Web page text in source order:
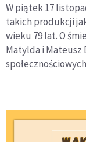
W piątek 17
takich produkcji
wieku 79 lat. O
Matylda i Mateusz